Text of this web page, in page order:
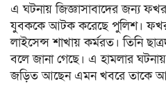
এ ঘটনায় জিজ্ঞাসাবাদের জন্য
যুবককে আটক করেছে পুলিশ।
লাইসেন্স শাখায় কর্মরত। তিনি
বলে জানা গেছে। এ হামলার
জড়িত আছেন এমন খবরে তাকে